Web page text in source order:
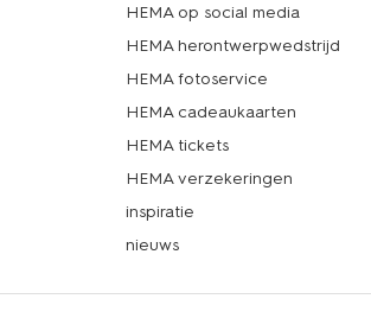
HEMA op social media
HEMA herontwerpwedstrijd
HEMA fotoservice
HEMA cadeaukaarten
HEMA tickets
HEMA verzekeringen
inspiratie
nieuws